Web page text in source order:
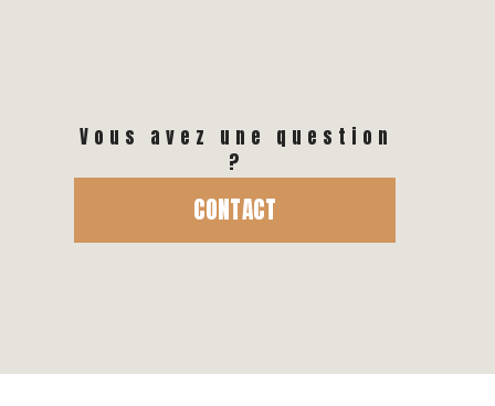
Vous avez une question
?
CONTACT